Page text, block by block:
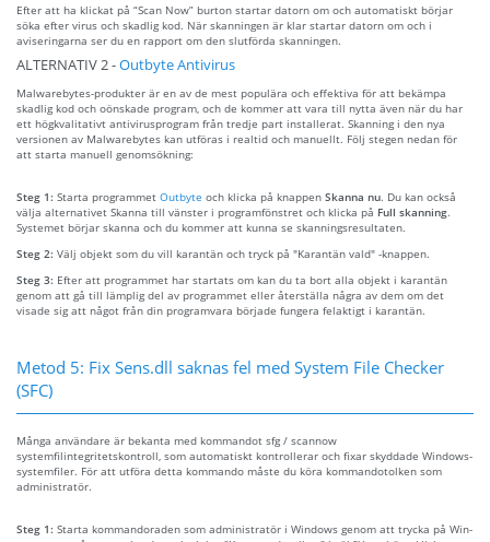
Efter att ha klickat på “Scan Now” burton startar datorn om och automatiskt börjar
söka efter virus och skadlig kod. När skanningen är klar startar datorn om och i
aviseringarna ser du en rapport om den slutförda skanningen.
ALTERNATIV 2 -Outbyte Antivirus
Malwarebytes-produkter är en av de mest populära och effektiva för att bekämpa
skadlig kod och oönskade program, och de kommer att vara till nytta även när du har
ett högkvalitativt antivirusprogram från tredje part installerat. Skanning i den nya
versionen av Malwarebytes kan utföras i realtid och manuellt. Följ stegen nedan för
att starta manuell genomsökning:
Steg 1: Starta programmet Outbyte och klicka på knappen Skanna nu. Du kan också
välja alternativet Skanna till vänster i programfönstret och klicka på Full skanning.
Systemet börjar skanna och du kommer att kunna se skanningsresultaten.
Steg 2: Välj objekt som du vill karantän och tryck på "Karantän vald" -knappen.
Steg 3: Efter att programmet har startats om kan du ta bort alla objekt i karantän
genom att gå till lämplig del av programmet eller återställa några av dem om det
visade sig att något från din programvara började fungera felaktigt i karantän.
Metod 5: Fix Sens.dll saknas fel med System File Checker
(SFC)
Många användare är bekanta med kommandot sfg / scannow
systemfilintegritetskontroll, som automatiskt kontrollerar och fixar skyddade Windows-
systemfiler. För att utföra detta kommando måste du köra kommandotolken som
administratör.
Steg 1: Starta kommandoraden som administratör i Windows genom att trycka på Win-